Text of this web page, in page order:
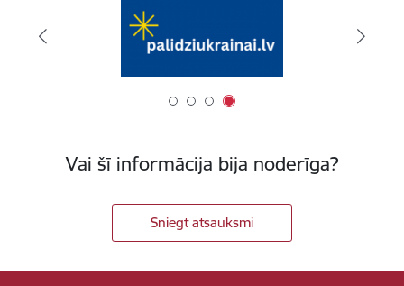
Vai šī informācija bija noderīga?
Sniegt atsauksmi